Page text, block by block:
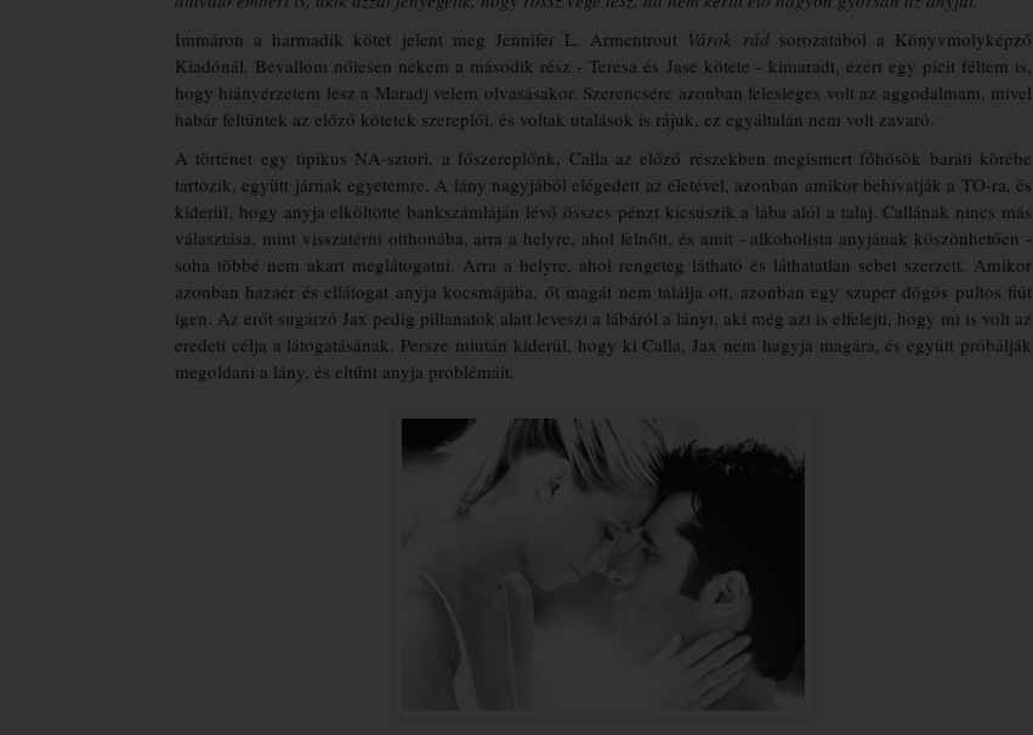
Immáron a harmadik kötet jelent meg Jennifer L. Armentrout Várok rádsorozatából a Könyvmolyképző
Kiadónál. Bevallom nőiesen nekem a második rész - Teresa és Jase kötete - kimaradt, ezért egy picit féltem is,
hogy hiányérzetem lesz a Maradj velem olvasásakor. Szerencsére azonban felesleges volt az aggodalmam, mivel
habár feltűntek az előző kötetek szereplői, és voltak utalások is rájuk, ez egyáltalán nem volt zavaró.
A történet egy tipikus NA-sztori, a főszereplőnk, Calla az előző részekben megismert főhősök baráti körébe
tartozik, együtt járnak egyetemre. A lány nagyjából elégedett az életével, azonban amikor behívatják a TO-ra, és
kiderül, hogy anyja elköltötte bankszámláján lévő összes pénzt kicsúszik a lába alól a talaj. Callának nincs más
választása, mint visszatérni otthonába, arra a helyre, ahol felnőtt, és amit - alkoholista anyjának köszönhetően -
soha többé nem akart meglátogatni. Arra a helyre, ahol rengeteg látható és láthatatlan sebet szerzett. Amikor
azonban hazaér és ellátogat anyja kocsmájába, őt magát nem találja ott, azonban egy szuper dögös pultos fiút
igen. Az erőt sugárzó Jax pedig pillanatok alatt leveszi a lábáról a lányt, aki még azt is elfelejti, hogy mi is volt az
eredeti célja a látogatásának. Persze miután kiderül, hogy ki Calla, Jax nem hagyja magára, és együtt próbálják
megoldani a lány, és eltűnt anyja problémáit.